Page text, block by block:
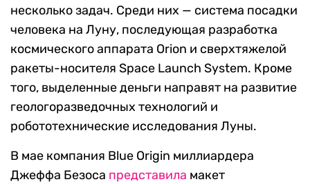
несколько задач. Среди них — система посадки
человека на Луну, последующая разработка
космического аппарата Orion и сверхтяжелой
ракеты-носителя Space Launch System. Кроме
того, выделенные деньги направят на развитие
геологоразведочных технологий и
робототехнические исследования Луны.
В мае компания Blue Origin миллиардера
Джеффа Безоса представила макет